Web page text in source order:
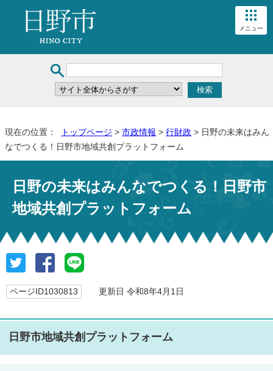
メニュー
現在の位置： トップページ > 市政情報 > 行財政 > 日野の未来はみん
なでつくる！日野市地域共創プラットフォーム
日野の未来はみんなでつくる！日野市
地域共創プラットフォーム
ページID1030813 更新日 令和8年4月1日
日野市地域共創プラットフォーム